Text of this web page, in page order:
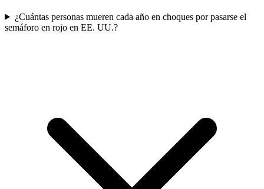
¿Cuántas personas mueren cada año en choques por pasarse el
semáforo en rojo en EE. UU.?